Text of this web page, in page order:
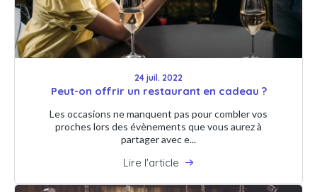
24 juil. 2022
Peut-on offrir un restaurant en cadeau ?
Les occasions ne manquent pas pour combler vos
proches lors des évènements que vous aurez à
partager avec e...
Lire l'article